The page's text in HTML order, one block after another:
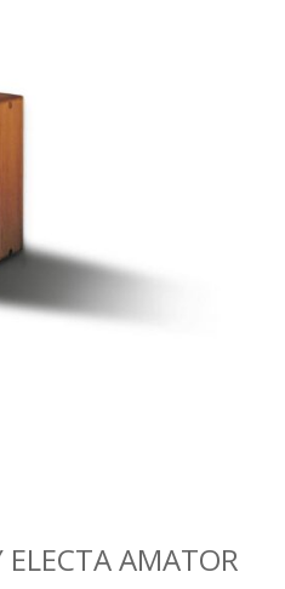
AMATOR